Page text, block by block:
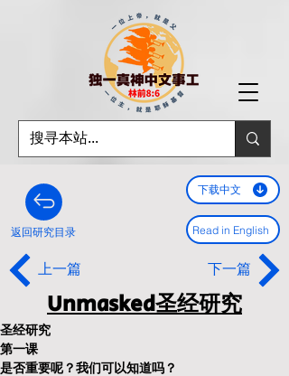
返回研究目录
上一篇
下载中文
Read in English
下一篇
Unmasked圣经研究
圣经研究
第一课
是否重要呢？我们可以知道吗？